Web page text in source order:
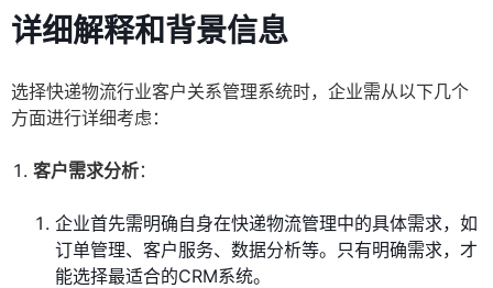
详细解释和背景信息
选择快递物流行业客户关系管理系统时，企业需从以下几个
方面进行详细考虑：
客户需求分析：
企业首先需明确自身在快递物流管理中的具体需求，如
订单管理、客户服务、数据分析等。只有明确需求，才
能选择最适合的CRM系统。